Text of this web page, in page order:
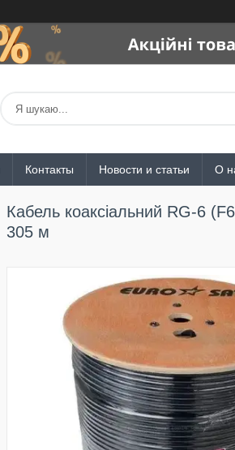
Контакты Новости и статьи О
Кабель коаксіальний RG-6
305 м